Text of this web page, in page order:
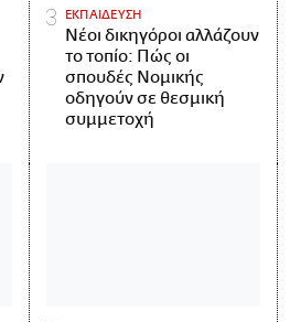
ΕΚΠΑΙΔΕΥΣΗ
Νέοι δικηγόροι αλλάζουν
το τοπίο: Πώς οι
σπουδές Νομικής
οδηγούν σε θεσμική
συμμετοχή